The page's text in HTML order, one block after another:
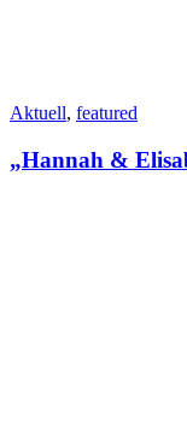
Aktuell, featured
„Hannah &